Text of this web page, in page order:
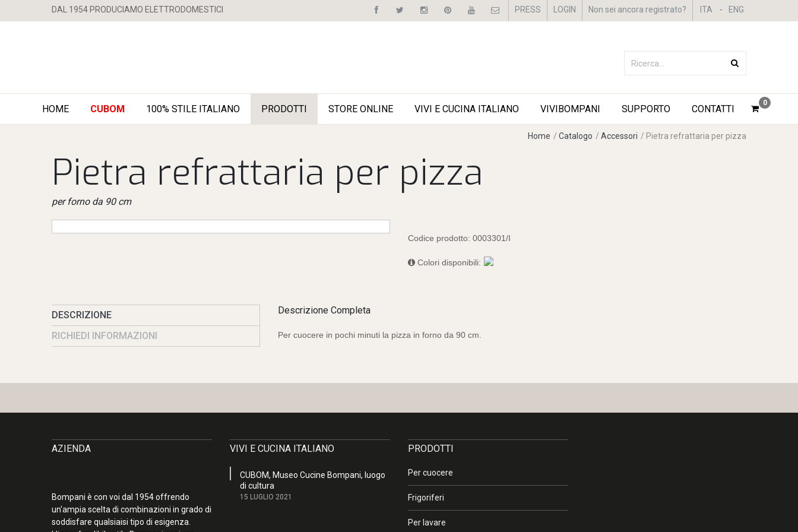
DAL 1954 PRODUCIAMO ELETTRODOMESTICI PRESS LOGIN Non sei ancora registrato? ITA - ENG
HOME CUBOM 100% STILE ITALIANO PRODOTTI STORE ONLINE VIVI E CUCINA ITALIANO VIVIBOMPANI SUPPORTO CONTATTI
0
Home / Catalogo / Accessori / Pietra refrattaria per pizza
Pietra refrattaria per pizza
per forno da 90 cm
Codice prodotto: 0003301/I
Colori disponibili:
DESCRIZIONE
RICHIEDI INFORMAZIONI
Descrizione Completa
Per cuocere in pochi minuti la pizza in forno da 90 cm.
AZIENDA
Bompani è con voi dal 1954 offrendo
un'ampia scelta di combinazioni in grado di
soddisfare qualsiaisi tipo di esigenza.
VIVI E CUCINA ITALIANO
CUBOM, Museo Cucine Bompani, luogo
di cultura
15 LUGLIO 2021
PRODOTTI
Per cuocere
Frigoriferi
Per lavare